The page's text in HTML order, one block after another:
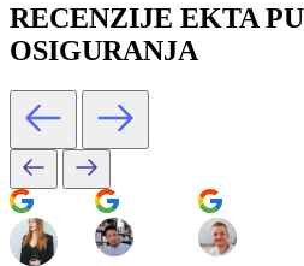
RECENZIJE EKTA
OSIGURANJA